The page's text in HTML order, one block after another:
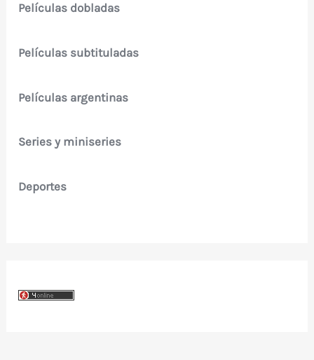
Películas dobladas
Películas subtituladas
Películas argentinas
Series y miniseries
Deportes